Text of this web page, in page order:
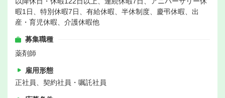
暇1日、特別休暇7日、有給休暇、半休制度、慶弔休暇、出
産・育児休暇、介護休暇他
募集職種
薬剤師
雇用形態
正社員、契約社員・嘱託社員